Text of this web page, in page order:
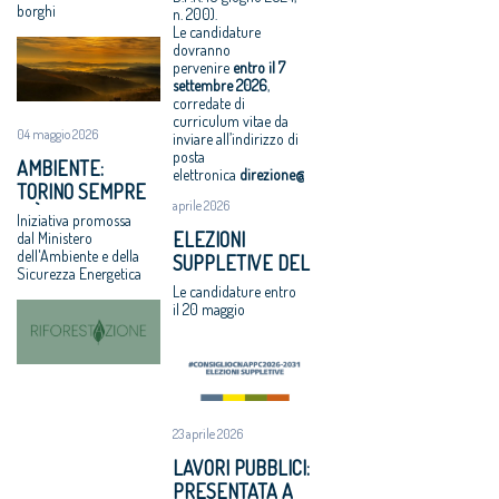
VIII Congresso
CNAPPC 2018.
Lunedì 2 luglio
2018
VIII Congresso
CNAPPC 2018.
luglio 2018
a un euro
All'architettura
rispettosa dello
studio
caravatti_carav
atti il Premio
architetto
Assegnati
premi
Architetto
italiano e
talento 2017
Equo
compenso, il
Corte Europea
dei Diritti
dell’Uomo
di 10 aree
degradate
Architetti:
'Comune e
Consiglio di
Stato, svilito
interesse
pubblico'
Periferie, tutti i
concorso Cna-
Mibact per
riqualificare 10
aree urbane
OFFIDA L’11 E IL 12
GIUGNO
borghi
04 maggio 2026
AMBIENTE:
TORINO SEMPRE
PIÙ GREEN CON
“RIFORESTAZIONE”
Iniziativa promossa
dal Ministero
dell'Ambiente e della
Sicurezza Energetica
n. 200).
Le candidature
dovranno
pervenire entro il7
settembre 2026,
corredate di
curriculum vitae da
inviare all’indirizzo di
posta
elettronica direzione@cnappc.it
aprile 2026
ELEZIONI
SUPPLETIVE DEL
CNAPPC: LE
VOTAZIONI IL 9
Le candidature entro
il 20 maggio
23 aprile 2026
LAVORI PUBBLICI:
PRESENTATA A